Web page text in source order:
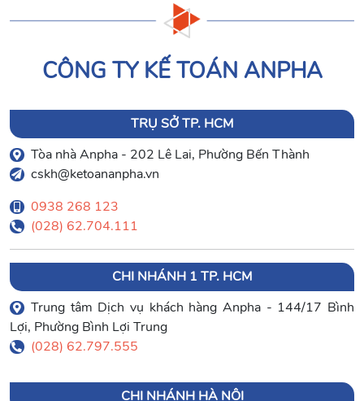
CÔNG TY KẾ TOÁN ANPHA
TRỤ SỞ TP. HCM
Tòa nhà Anpha - 202 Lê Lai, Phường Bến Thành
cskh@ketoananpha.vn
0938 268 123
(028) 62.704.111
CHI NHÁNH 1 TP. HCM
Trung tâm Dịch vụ khách hàng Anpha - 144/17 Bình
Lợi, Phường Bình Lợi Trung
(028) 62.797.555
CHI NHÁNH HÀ NỘI